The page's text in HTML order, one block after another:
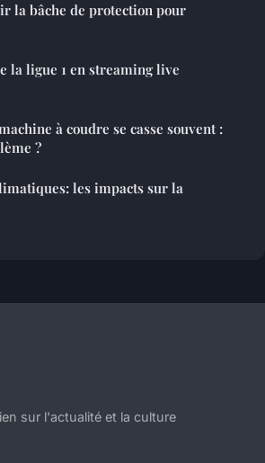
la bâche de protection pour
la ligue 1 en streaming live
à coudre se casse souvent :
?
les impacts sur la
sur l'actualité et la culture